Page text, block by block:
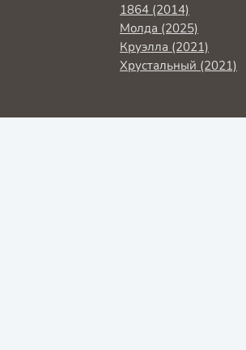
1864 (2014)
Молда (2025)
Круэлла (2021)
Хрустальный (2021)